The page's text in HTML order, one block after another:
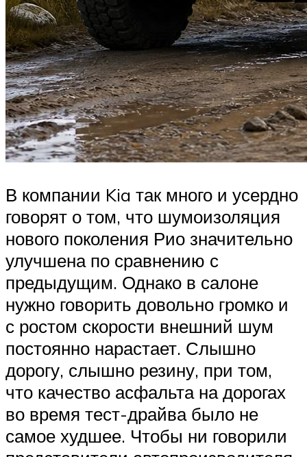
В компании Kia так много и усердно
говорят о том, что шумоизоляция
нового поколения Рио значительно
улучшена по сравнению с
предыдущим. Однако в салоне
нужно говорить довольно громко и
с ростом скорости внешний шум
постоянно нарастает. Слышно
дорогу, слышно резину, при том,
что качество асфальта на дорогах
во время тест-драйва было не
самое худшее. Чтобы ни говорили